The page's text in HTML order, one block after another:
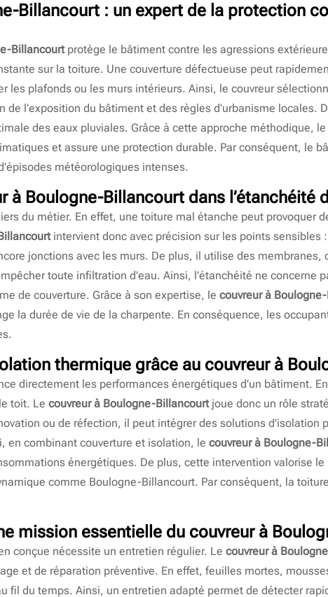
Billancourt : un expert de la protection
Billancourtprotège le bâtiment contre les agressions
sur la toiture. Une couverture défectueuse peut
les plafonds ou les murs intérieurs. Ainsi, le couvreur
l’exposition du bâtiment et des règles d’urbanisme locales.
des eaux pluviales. Grâce à cette approche méthodique, le
et assure une protection durable. Par conséquent, le
météorologiques intenses.
à Boulogne-Billancourt dans l’étanchéité
du métier. En effet, une toiture mal étanche peut provoquer
intervient donc avec précision sur les points sensibles
jonctions avec les murs. De plus, il utilise des membranes,
toute infiltration d’eau. Ainsi, l’étanchéité ne concerne
de couverture. Grâce à son expertise, le couvreur à
la durée de vie de la charpente. En conséquence, les
thermique grâce au couvreur à
directement les performances énergétiques d’un bâtiment.
toit. Le couvreur à Boulogne-Billancourtjoue donc un rôle
ou de réfection, il peut intégrer des solutions d’isolation
en combinant couverture et isolation, le couvreur à Boulogne-
énergétiques. De plus, cette intervention valorise
comme Boulogne-Billancourt. Par conséquent, la
mission essentielle du couvreur à
conçue nécessite un entretien régulier. Le couvreur à
et de réparation préventive. En effet, feuilles mortes,
fil du temps. Ainsi, un entretien adapté permet de détecter